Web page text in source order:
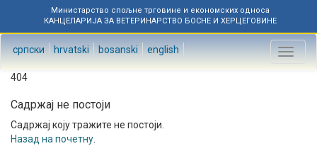
Министарство спољне трговине и економских односа
КАНЦЕЛАРИЈА ЗА ВЕТЕРИНАРСТВО БОСНЕ И ХЕРЦЕГОВИНЕ
српски hrvatski bosanski english
Toggle
404
Садржај не постоји
Садржај коју тражите не постоји.
Назад на почетну